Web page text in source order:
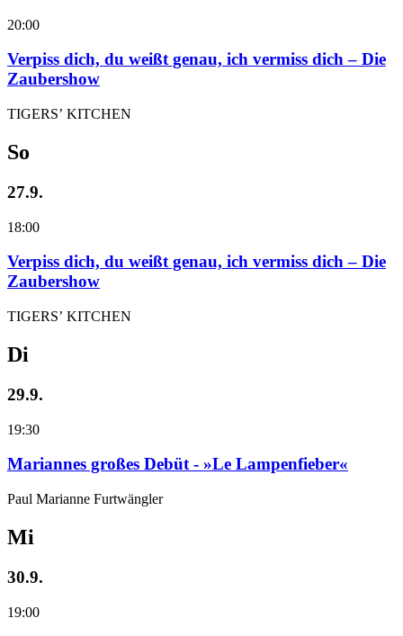
20:00
Verpiss dich, du weißt genau, ich vermiss dich – Die
Zaubershow
TIGERS’ KITCHEN
So
27.9.
18:00
Verpiss dich, du weißt genau, ich vermiss dich – Die
Zaubershow
TIGERS’ KITCHEN
Di
29.9.
19:30
Mariannes großes Debüt - »Le Lampenfieber«
Paul Marianne Furtwängler
Mi
30.9.
19:00